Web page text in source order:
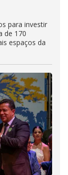
para investir
de 170
espaços da